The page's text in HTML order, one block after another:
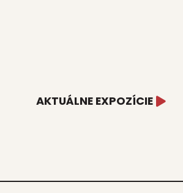
AKTUÁLNE EXPOZÍCIE